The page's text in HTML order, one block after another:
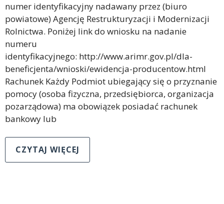
numer identyfikacyjny nadawany przez (biuro
powiatowe) Agencję Restrukturyzacji i Modernizacji
Rolnictwa. Poniżej link do wniosku na nadanie
numeru
identyfikacyjnego: http://www.arimr.gov.pl/dla-
beneficjenta/wnioski/ewidencja-producentow.html
Rachunek Każdy Podmiot ubiegający się o przyznanie
pomocy (osoba fizyczna, przedsiębiorca, organizacja
pozarządowa) ma obowiązek posiadać rachunek
bankowy lub
CZYTAJ WIĘCEJ